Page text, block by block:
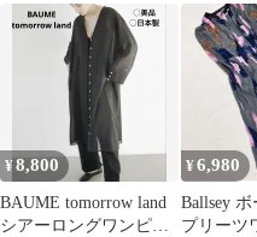
ネック フレアワンピー
ス ロング
¥8,800
BAUME tomorrow land
シアーロングワンピー
¥6,980
Ballsey
プリーツ